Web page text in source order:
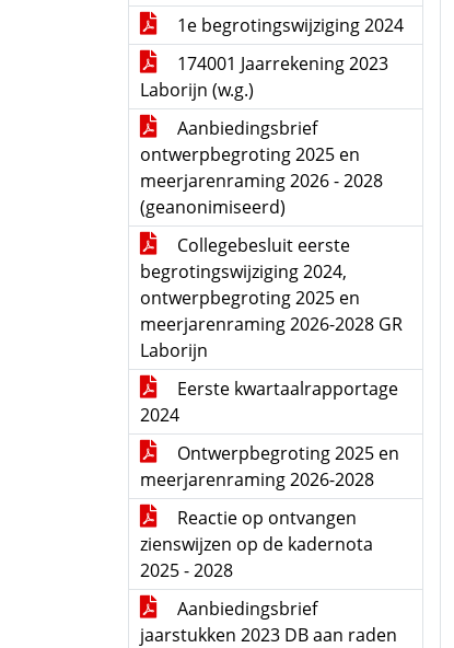
1e begrotingswijziging 2024
174001 Jaarrekening 2023
Laborijn (w.g.)
Aanbiedingsbrief
ontwerpbegroting 2025 en
meerjarenraming 2026 - 2028
(geanonimiseerd)
Collegebesluit eerste
begrotingswijziging 2024,
ontwerpbegroting 2025 en
meerjarenraming 2026-2028 GR
Laborijn
Eerste kwartaalrapportage
2024
Ontwerpbegroting 2025 en
meerjarenraming 2026-2028
Reactie op ontvangen
zienswijzen op de kadernota
2025 - 2028
Aanbiedingsbrief
jaarstukken 2023 DB aan raden